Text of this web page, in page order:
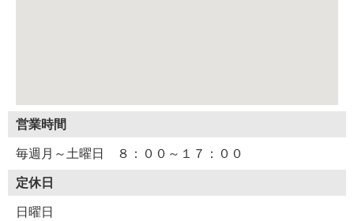
営業時間
毎週月～土曜日 ８：００～１７：００
定休日
日曜日